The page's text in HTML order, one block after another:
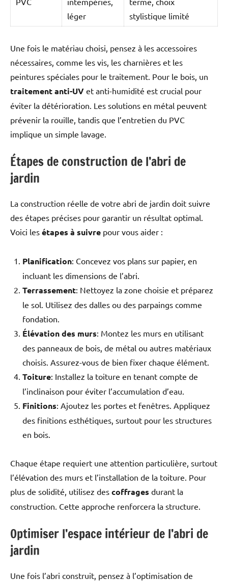
léger
stylistique limité
Une fois le matériau choisi, pensez à les accessoires
nécessaires, comme les vis, les charnières et les
peintures spéciales pour le traitement. Pour le bois, un
traitement anti-UV et anti-humidité est crucial pour
éviter la détérioration. Les solutions en métal peuvent
prévenir la rouille, tandis que l’entretien du PVC
implique un simple lavage.
Étapes de construction de l’abri de
jardin
La construction réelle de votre abri de jardin doit suivre
des étapes précises pour garantir un résultat optimal.
Voici les étapes à suivre pour vous aider :
Planification: Concevez vos plans sur papier, en
incluant les dimensions de l’abri.
Terrassement: Nettoyez la zone choisie et préparez
le sol. Utilisez des dalles ou des parpaings comme
fondation.
Élévation des murs: Montez les murs en utilisant
des panneaux de bois, de métal ou autres matériaux
choisis. Assurez-vous de bien fixer chaque élément.
Toiture: Installez la toiture en tenant compte de
l’inclinaison pour éviter l’accumulation d’eau.
Finitions: Ajoutez les portes et fenêtres. Appliquez
des finitions esthétiques, surtout pour les structures
en bois.
Chaque étape requiert une attention particulière, surtout
l’élévation des murs et l’installation de la toiture. Pour
plus de solidité, utilisez des coffrages durant la
construction. Cette approche renforcera la structure.
Optimiser l’espace intérieur de l’abri de
jardin
Une fois l’abri construit, pensez à l’optimisation de